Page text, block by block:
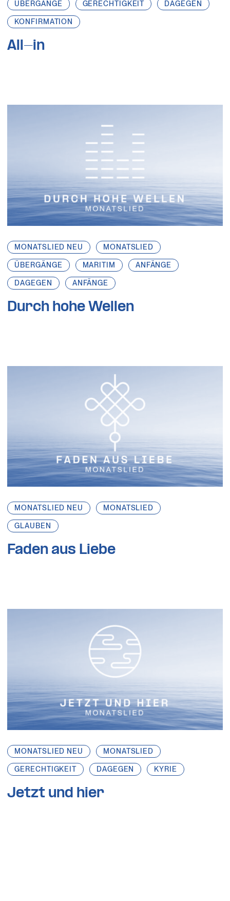
ÜBERGÄNGE GERECHTIGKEIT DAGEGEN
KONFIRMATION
All-in
MONATSLIED NEU MONATSLIED
ÜBERGÄNGE MARITIM ANFÄNGE
DAGEGEN ANFÄNGE
Durch hohe Wellen
MONATSLIED NEU MONATSLIED
GLAUBEN
Faden aus Liebe
MONATSLIED NEU MONATSLIED
GERECHTIGKEIT DAGEGEN KYRIE
Jetzt und hier